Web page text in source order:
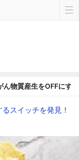
ん物質産生をOFFにす
スイッチを発見！